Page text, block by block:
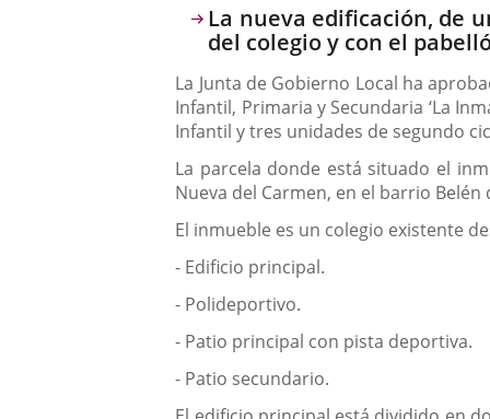
Descripción
La nueva edificación, de
del colegio y con el
La Junta de Gobierno Local ha
Infantil, Primaria y Secundaria ‘La
Infantil y tres unidades de segundo
La parcela donde está situado el
Nueva del Carmen, en el barrio Belén
El inmueble es un colegio existente
- Edificio principal.
- Polideportivo.
- Patio principal con pista deportiva.
- Patio secundario.